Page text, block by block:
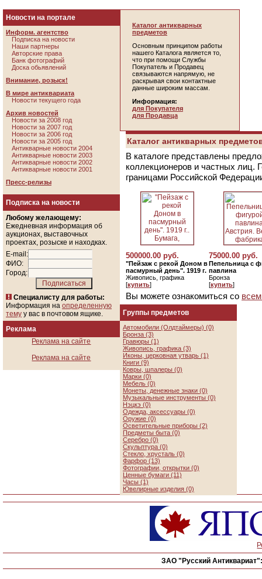
Новости на портале
Информ. агентство
Подписка на новости
Наши партнеры
Авторские права
Банк фотографий
Доска обьявлений
Внимание, розыск!
В мире антиквариата
Новости текущего года
Архив новостей
Новости за 2008 год
Новости за 2007 год
Новости за 2006 год
Новости за 2005 год
Антикварные новости 2004
Антикварные новости 2003
Антикварные новости 2002
Антикварные новости 2001
Пресс-релизы
Подписка на новости
Любому желающему:
Ежедневная информация об
аукционах, выставочных
проектах, розыске и находках.
E-mail:
ФИО:
Город:
Специалисту для работы:
Информация на определенную
тему у вас в почтовом ящике.
Реклама
Реклама на сайте
Реклама на сайте
Каталог антикварных
предметов
Основным принципом работы
нашего Каталога является то,
что при помощи Службы
Покупатель и Продавец
связываются напрямую, не
раскрывая свои контактные
данные широким массам.
Информация:
для Покупателя
для Продавца
Каталог антикварных
В каталоге представлены
коллекционеров и частных лиц.
границами Российской
500000.00 руб.
"Пейзаж с рекой Доном в
пасмурный день". 1919 г.
Живопись, графика
[купить]
75000.00 руб.
Пепельница с
павлина
Бронза
[купить]
Вы можете ознакомиться со
Группы предметов
Автомобили (Олдтаймеры) (0)
Бронза (3)
Гравюры (1)
Живопись, графика (3)
Иконы, церковная утварь (1)
Книги (9)
Ковры, шпалеры (0)
Марки (0)
Мебель (0)
Монеты, денежные знаки (0)
Музыкальные инструменты (0)
Нэцкэ (0)
Одежда, аксессуары (0)
Оружие (0)
Осветительные приборы (2)
Предметы быта (0)
Серебро (0)
Скульптура (0)
Стекло, хрусталь (0)
Фарфор (13)
Фотографии, открытки (0)
Ценные бумаги (11)
Часы (1)
Ювелирные изделия (0)
ЗАО "Русский Антиквариат":